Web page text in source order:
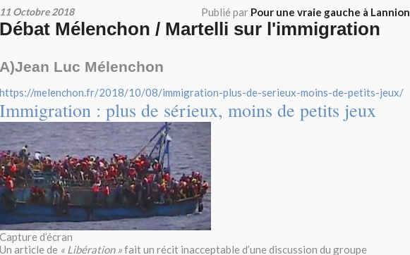
11 Octobre 2018 Publié par Pour une vraie gauche à Lannion
Débat Mélenchon / Martelli sur l'immigration
A)Jean Luc Mélenchon
https://melenchon.fr/2018/10/08/immigration-plus-de-serieux-moins-de-petits-jeux/
Immigration : plus de sérieux, moins de petits jeux
Capture d’écran
Un article de « Libération »fait un récit inacceptable d’une discussion du groupe